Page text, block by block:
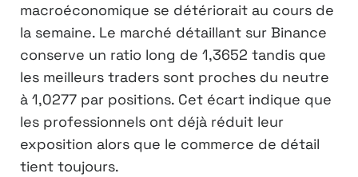
macroéconomique se détériorait au cours de
la semaine. Le marché détaillant sur Binance
conserve un ratio long de 1,3652 tandis que
les meilleurs traders sont proches du neutre
à 1,0277 par positions. Cet écart indique que
les professionnels ont déjà réduit leur
exposition alors que le commerce de détail
tient toujours.